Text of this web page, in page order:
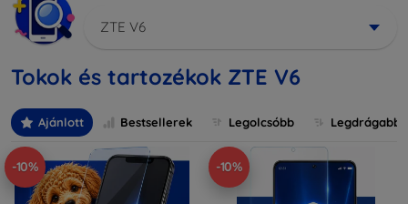
ZTE V6
Tokok és tartozékok ZTE V6
Ajánlott Bestsellerek Legolcsóbb Legdrágabb
-10% -10%